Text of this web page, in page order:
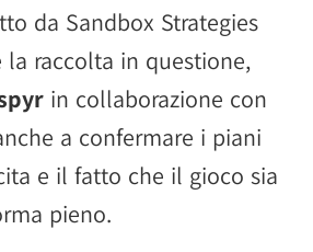
da Sandbox Strategies
la raccolta in questione,
in collaborazione con
a confermare i piani
e il fatto che il gioco sia
pieno.